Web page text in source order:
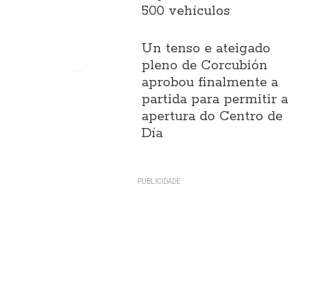
500 vehículos
Un tenso e ateigado
pleno de Corcubión
aprobou finalmente a
partida para permitir a
apertura do Centro de
Día